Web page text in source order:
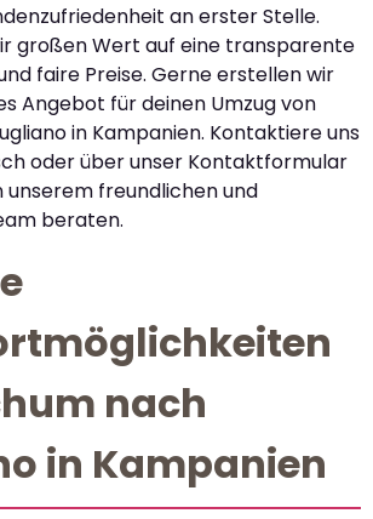
an erster Stelle.
großen Wert auf eine transparente
faire Preise. Gerne erstellen wir
Angebot für deinen Umzug von
in Kampanien. Kontaktiere uns
oder über unser Kontaktformular
unserem freundlichen und
beraten.
nach
in Kampanien